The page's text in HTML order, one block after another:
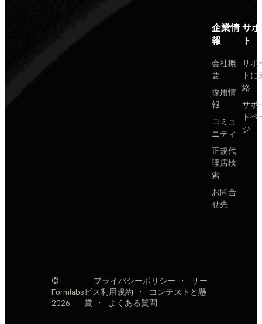
企業情
報
会社概
要
採用情
報
コミュ
ニティ
正規代
理店検
索
お問合
せ先
サ
ト
サポ
トに
絡
サポ
トペ
ジ
©
Formlabs
2026
プライバシーポリシー ·
サー
ビス利用規約
·
コンテストと懸
賞
· よくある質問